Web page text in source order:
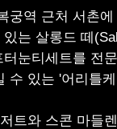
궁역 근처 서촌
는 살롱드 떼
눈티세트를 전
수 있는 '어리틀
트와 스콘 마들렌